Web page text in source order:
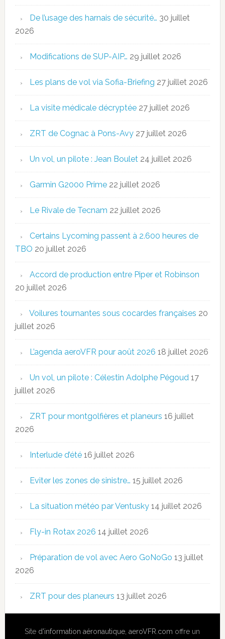
De l’usage des harnais de sécurité… 30 juillet
2026
Modifications de SUP-AIP… 29 juillet 2026
Les plans de vol via Sofia-Briefing 27 juillet 2026
La visite médicale décryptée 27 juillet 2026
ZRT de Cognac à Pons-Avy 27 juillet 2026
Un vol, un pilote : Jean Boulet 24 juillet 2026
Garmin G2000 Prime 22 juillet 2026
Le Rivale de Tecnam 22 juillet 2026
Certains Lycoming passent à 2.600 heures de
TBO 20 juillet 2026
Accord de production entre Piper et Robinson
20 juillet 2026
Voilures tournantes sous cocardes françaises 20
juillet 2026
L’agenda aeroVFR pour août 2026 18 juillet 2026
Un vol, un pilote : Célestin Adolphe Pégoud 17
juillet 2026
ZRT pour montgolfières et planeurs 16 juillet
2026
Interlude d’été 16 juillet 2026
Eviter les zones de sinistre… 15 juillet 2026
La situation météo par Ventusky 14 juillet 2026
Fly-in Rotax 2026 14 juillet 2026
Préparation de vol avec Aero GoNoGo 13 juillet
2026
ZRT pour des planeurs 13 juillet 2026
Site d'information aéronautique,aeroVFR.com offre un